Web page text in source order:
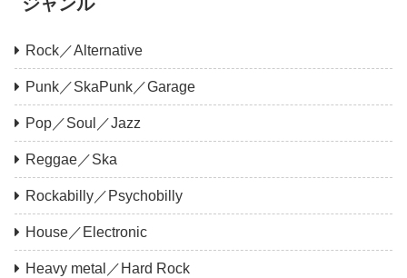
Rock／Alternative
Punk／SkaPunk／Garage
Pop／Soul／Jazz
Reggae／Ska
Rockabilly／Psychobilly
House／Electronic
Heavy metal／Hard Rock